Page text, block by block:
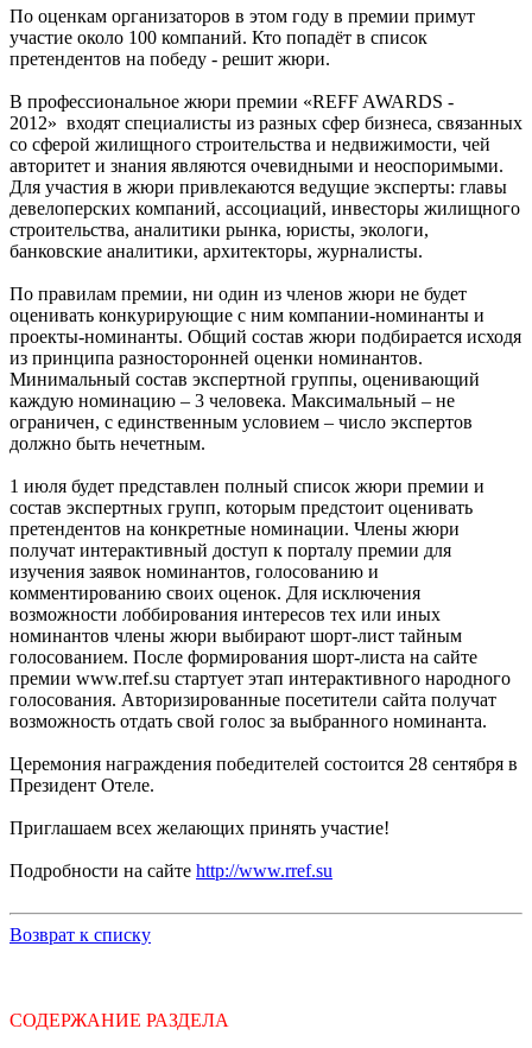
По оценкам организаторов в этом году в премии примут
участие около 100 компаний. Кто попадёт в список
претендентов на победу - решит жюри.
В профессиональное жюри премии «REFF AWARDS -
2012» входят специалисты из разных сфер бизнеса, связанных
со сферой жилищного строительства и недвижимости, чей
авторитет и знания являются очевидными и неоспоримыми.
Для участия в жюри привлекаются ведущие эксперты: главы
девелоперских компаний, ассоциаций, инвесторы жилищного
строительства, аналитики рынка, юристы, экологи,
банковские аналитики, архитекторы, журналисты.
По правилам премии, ни один из членов жюри не будет
оценивать конкурирующие с ним компании-номинанты и
проекты-номинанты. Общий состав жюри подбирается исходя
из принципа разносторонней оценки номинантов.
Минимальный состав экспертной группы, оценивающий
каждую номинацию – 3 человека. Максимальный – не
ограничен, с единственным условием – число экспертов
должно быть нечетным.
1 июля будет представлен полный список жюри премии и
состав экспертных групп, которым предстоит оценивать
претендентов на конкретные номинации. Члены жюри
получат интерактивный доступ к порталу премии для
изучения заявок номинантов, голосованию и
комментированию своих оценок. Для исключения
возможности лоббирования интересов тех или иных
номинантов члены жюри выбирают шорт-лист тайным
голосованием. После формирования шорт-листа на сайте
премии www.rref.su стартует этап интерактивного народного
голосования. Авторизированные посетители сайта получат
возможность отдать свой голос за выбранного номинанта.
Церемония награждения победителей состоится 28 сентября в
Президент Отеле.
Приглашаем всех желающих принять участие!
Подробности на сайте http://www.rref.su
Возврат к списку
СОДЕРЖАНИЕ РАЗДЕЛА